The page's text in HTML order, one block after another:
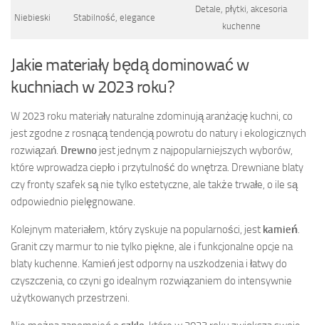
Niebieski Stabilność, elegance
Detale, płytki, akcesoria
kuchenne
Jakie materiały będą dominować w
kuchniach w 2023 roku?
W 2023 roku materiały naturalne zdominują aranżację kuchni, co
jest zgodne z rosnącą tendencją powrotu do natury i ekologicznych
rozwiązań. Drewno jest jednym z najpopularniejszych wyborów,
które wprowadza ciepło i przytulność do wnętrza. Drewniane blaty
czy fronty szafek są nie tylko estetyczne, ale także trwałe, o ile są
odpowiednio pielęgnowane.
Kolejnym materiałem, który zyskuje na popularności, jest kamień.
Granit czy marmur to nie tylko piękne, ale i funkcjonalne opcje na
blaty kuchenne. Kamień jest odporny na uszkodzenia i łatwy do
czyszczenia, co czyni go idealnym rozwiązaniem do intensywnie
użytkowanych przestrzeni.